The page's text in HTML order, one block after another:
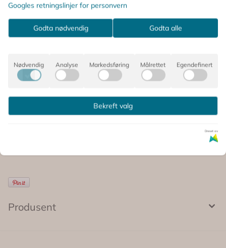
✨ Gjenbrukbare
💚 Røde og grønne detaljer
📦 3 pk
🥤 Sugerør følger med
sommerlig 💕
Produsent
Googles retningslinjer for personvern
Godta nødvendig Godta alle
Nødvendig Analyse Markedsføring Målrettet Egendefinert
Bekreft valg
Drevet av